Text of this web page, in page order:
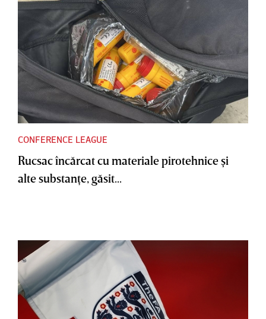
CONFERENCE LEAGUE
Rucsac încărcat cu materiale pirotehnice şi
alte substanţe, găsit...